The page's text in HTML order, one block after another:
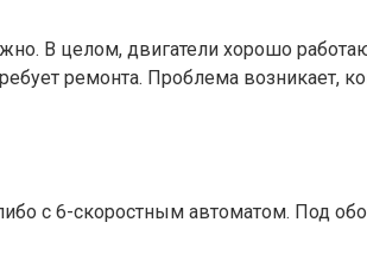
В целом, двигатели хорошо
ремонта. Проблема возникает,
с 6-скоростным автоматом. Под